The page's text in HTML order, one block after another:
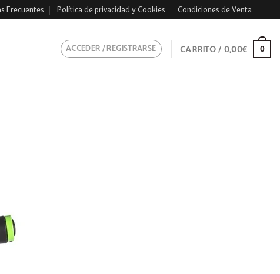
Frecuentes Política de privacidad y Cookies Condiciones de Venta
ACCEDER / REGISTRARSE CARRITO / 0,00€ 0